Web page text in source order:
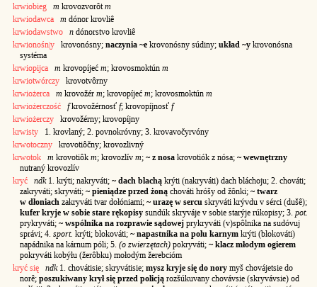
krwiobieg
m krovozvorôt m
krwiodawca
m dónor krovliê
krwiodawstwo
n dónorstvo krovliê
krwionośn|y krovonósny; naczynia ~e krovonósny súdiny; układ ~y krovonósna
systéma
krwiopijca
m krovopíjeć m; krovosmoktún m
krwiotwórczy krovotvôrny
krwiożerca
m krovožér m; krovopíjeć m; krovosmoktún m
krwiożerczość
fkrovožérnosť f; krovopíjnosť f
krwiożerczy krovožérny; krovopíjny
krwisty 1. krovlaný; 2. povnokróvny; 3. krovavočyrvóny
krwotoczny krovotiôčny; krovozlivný
krwotok
m krovotiôk m; krovozlív m; ~ z nosa krovotiók z nósa; ~ wewnętrzny
nutraný krovozlív
kryć
ndk1. krýti; nakryváti; ~ dach blachą krýti (nakryváti) dach bláchoju; 2. chováti;
zakryváti; skryváti; ~ pieniądze przed żoną chováti hróšy od žônki; ~ twarz
w dłoniach zakryváti tvar dołóniami; ~ urazę w sercu skryváti krývdu v sérci (dušê);
kufer kryje w sobie stare rękopisy sundúk skryváje v sobie starýje rúkopisy; 3. pot.
prykryváti; ~ wspólnika na rozprawie sądowej prykryváti (v)spôlnika na sudóvuj
správi; 4. sport. krýti; blokováti; ~ napastnika na polu karnym krýti (blokováti)
napádnika na kárnum póli; 5. (o zwierzętach) pokryváti; ~ klacz młodym ogierem
pokryváti kobýłu (žerôbku) mołodým žerebcióm
kryć się
ndk1. chovátisie; skryvátisie; mysz kryje się do nory myš chovájetsie do
norê; poszukiwany krył się przed policją rozšúkuvany chovávsie (skryvávsie) od